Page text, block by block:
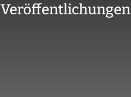
Veröffentlichungen